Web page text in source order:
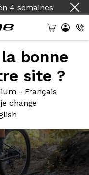
4 semaines
bonne
site ?
- Français
change